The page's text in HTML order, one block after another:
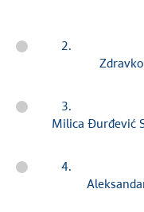
Milica Đurđević